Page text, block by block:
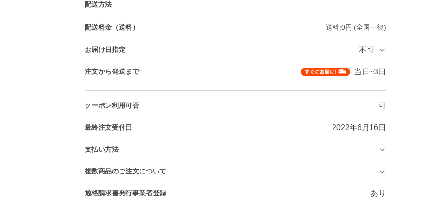
配送方法
配送料金（送料） 送料:0円 (全国一律)
お届け日指定 不可
注文から発送まで 当日~3日
クーポン利用可否 可
最終注文受付日 2022年6月16日
支払い方法
複数商品のご注文について
適格請求書発行事業者登録 あり